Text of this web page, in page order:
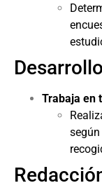
Trabaja en